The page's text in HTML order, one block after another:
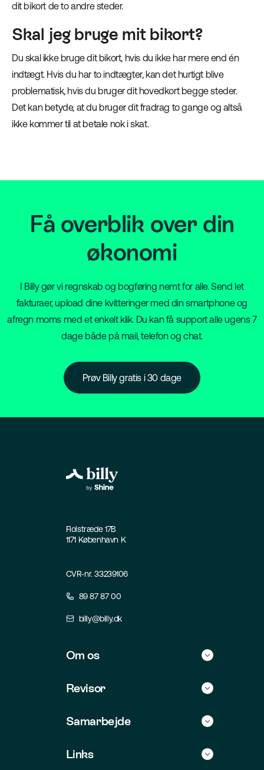
dit bikort de to andre steder.
Skal jeg bruge mit bikort?
Du skal ikke bruge dit bikort, hvis du ikke har mere end én
indtægt. Hvis du har to indtægter, kan det hurtigt blive
problematisk, hvis du bruger dit hovedkort begge steder.
Det kan betyde, at du bruger dit fradrag to gange og altså
ikke kommer til at betale nok i skat.
Få overblik over din
økonomi
I Billy gør vi regnskab og bogføring nemt for alle. Send let
fakturaer, upload dine kvitteringer med din smartphone og
afregn moms med et enkelt klik. Du kan få support alle ugens 7
dage både på mail, telefon og chat.
Prøv Billy gratis i 30 dage
Fiolstræde 17B
1171 København K
CVR-nr. 33239106
89 87 87 00
billy@billy.dk
Om os
Jobs
Revisor
Samarbejde
Links